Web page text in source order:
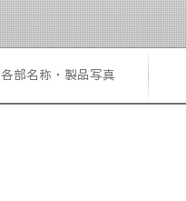
各部名称・製品写真